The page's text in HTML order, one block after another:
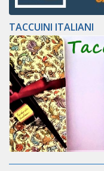
TACCUINI ITALIANI